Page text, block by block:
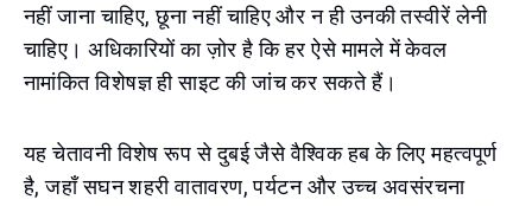
नहीं जाना चाहिए, छूना नहीं चाहिए और न ही उनकी तस्वीरें लेनी
चाहिए। अधिकारियों का ज़ोर है कि हर ऐसे मामले में केवल
नामांकित विशेषज्ञ ही साइट की जांच कर सकते हैं।
यह चेतावनी विशेष रूप से दुबई जैसे वैश्विक हब के लिए महत्वपूर्ण
है, जहाँ सघन शहरी वातावरण, पर्यटन और उच्च अवसंरचना